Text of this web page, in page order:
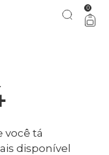
a gente aproveita! 0
você tá
disponível